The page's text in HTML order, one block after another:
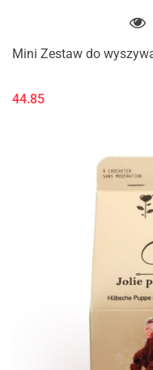
Mini Zestaw do
44.85